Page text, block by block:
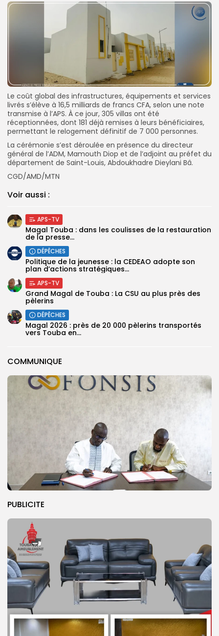
COMMUNIQUE
PUBLICITE
Le coût global des infrastructures, équipements et services
livrés s’élève à 16,5 milliards de francs CFA, selon une note
transmise à l’APS. À ce jour, 305 villas ont été
réceptionnées, dont 181 déjà remises à leurs bénéficiaires,
permettant le relogement définitif de 7 000 personnes.
La cérémonie s’est déroulée en présence du directeur
général de l’ADM, Mamouth Diop et de l’adjoint au préfet du
département de Saint-Louis, Abdoukhadre Dieylani Bâ.
CGD/AMD/MTN
Voir aussi :
APS-TV
Magal Touba : dans les coulisses de la restauration
de la presse...
DÉPÊCHES
Politique de la jeunesse : la CEDEAO adopte son
plan d’actions stratégiques...
APS-TV
Grand Magal de Touba : La CSU au plus près des
pèlerins
DÉPÊCHES
Magal 2026 : près de 20 000 pèlerins transportés
vers Touba en...